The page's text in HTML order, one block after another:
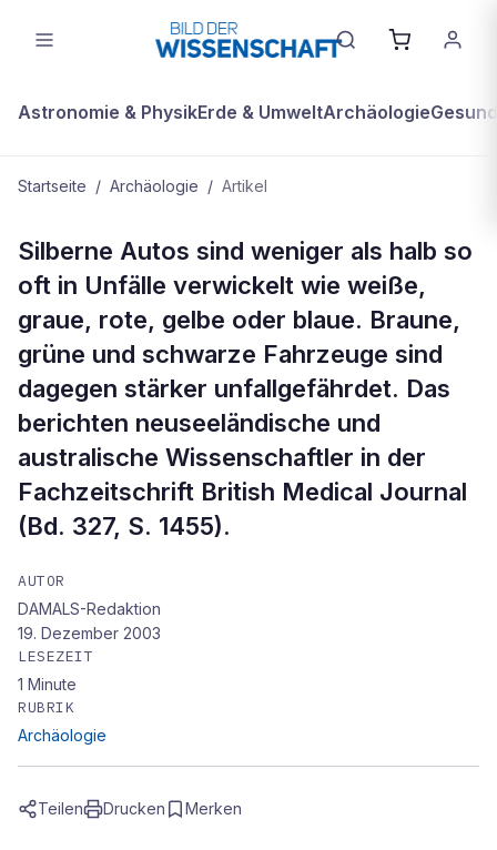
Astronomie & PhysikErde & UmweltArchäologie
Startseite / Archäologie / Artikel
Sicher in Silber
Silberne Autos sind weniger als halb so
oft in Unfälle verwickelt wie weiße,
graue, rote, gelbe oder blaue. Braune,
grüne und schwarze Fahrzeuge sind
dagegen stärker unfallgefährdet. Das
berichten neuseeländische und
australische Wissenschaftler in der
Fachzeitschrift British Medical Journal
(Bd. 327, S. 1455).
AUTOR
DAMALS-Redaktion
19. Dezember 2003
LESEZEIT
1 Minute
RUBRIK
Archäologie
Teilen Drucken Merken